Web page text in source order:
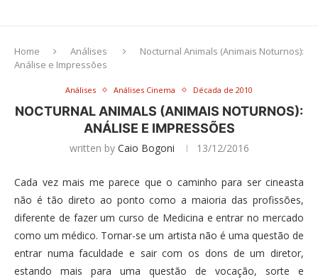
Home Análises
Nocturnal Animals (Animais Noturnos):
Análise e Impressões
Análises Análises Cinema Década de 2010
NOCTURNAL ANIMALS (ANIMAIS NOTURNOS):
ANÁLISE E IMPRESSÕES
written by Caio Bogoni 13/12/2016
Cada vez mais me parece que o caminho para ser cineasta
não é tão direto ao ponto como a maioria das profissões,
diferente de fazer um curso de Medicina e entrar no mercado
como um médico. Tornar-se um artista não é uma questão de
entrar numa faculdade e sair com os dons de um diretor,
estando mais para uma questão de vocação, sorte e